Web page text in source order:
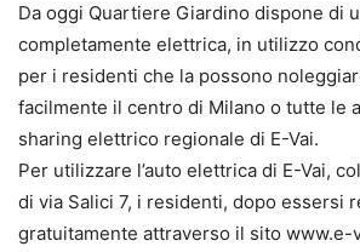
Da oggi Quartiere Giardino dispone di
completamente elettrica, in utilizzo
per i residenti che la possono
facilmente il centro di Milano o tutte le
sharing elettrico regionale di E-Vai.
Per utilizzare l’auto elettrica di E-Vai,
di via Salici 7, i residenti, dopo essersi
gratuitamente attraverso il sito www.e-